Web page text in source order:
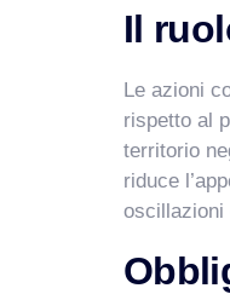
Il
Le azioni
rispetto al
territorio
riduce
oscillazioni